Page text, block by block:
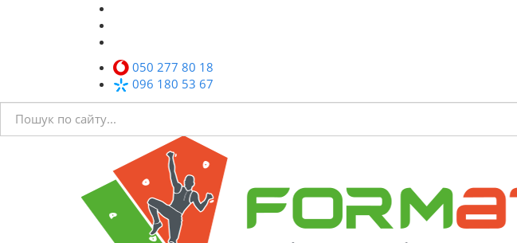
050 277 80 18
096 180 53 67